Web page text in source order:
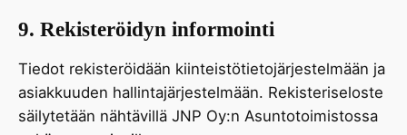
9. Rekisteröidyn informointi
Tiedot rekisteröidään kiinteistötietojärjestelmään ja
asiakkuuden hallintajärjestelmään. Rekisteriseloste
säilytetään nähtävillä JNP Oy:n Asuntotoimistossa